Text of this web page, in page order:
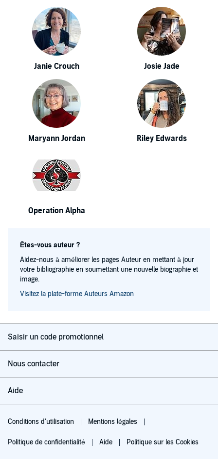
Janie Crouch Josie Jade
Maryann Jordan Riley Edwards
Operation Alpha
Êtes-vous auteur ?
Aidez-nous à améliorer les pages Auteur en mettant à jour
votre bibliographie en soumettant une nouvelle biographie et
image.
Visitez la plate-forme Auteurs Amazon
Saisir un code promotionnel
Nous contacter
Aide
Conditions d'utilisation Mentions légales
Politique de confidentialité Aide Politique sur les Cookies